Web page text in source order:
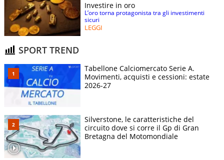
Investire in oro
L’oro torna protagonista tra gli investimenti
sicuri
LEGGI
SPORT TREND
Tabellone Calciomercato Serie A.
Movimenti, acquisti e cessioni: estate
2026-27
Silverstone, le caratteristiche del
circuito dove si corre il Gp di Gran
Bretagna del Motomondiale